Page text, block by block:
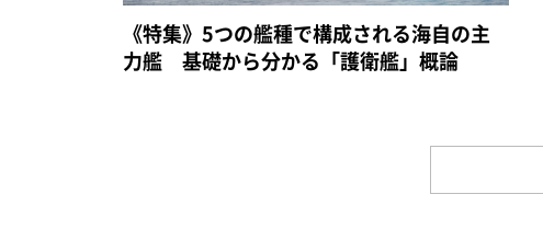
《特集》5つの艦種で構成される海自の主
力艦 基礎から分かる「護衛艦」概論